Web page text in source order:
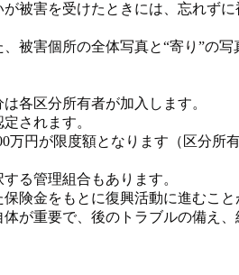
害を受けたときには、忘れず
害個所の全体写真と“寄り”の写
各区分所有者が加入します。
されます。
円が限度額となります（区分所
る管理組合もあります。
金をもとに復興活動に進むこと
重要で、後のトラブルの備え、